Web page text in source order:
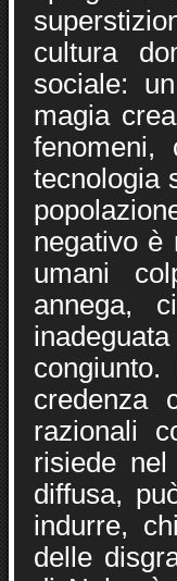
cultura
sociale:
magia
fenomeni,
tecnologia
negativo è
umani
annega,
credenza
razionali
risiede
diffusa,
indurre,
delle